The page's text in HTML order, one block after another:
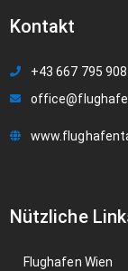
Kontakt
+43 667 795
Nützliche
Flughafen Wien